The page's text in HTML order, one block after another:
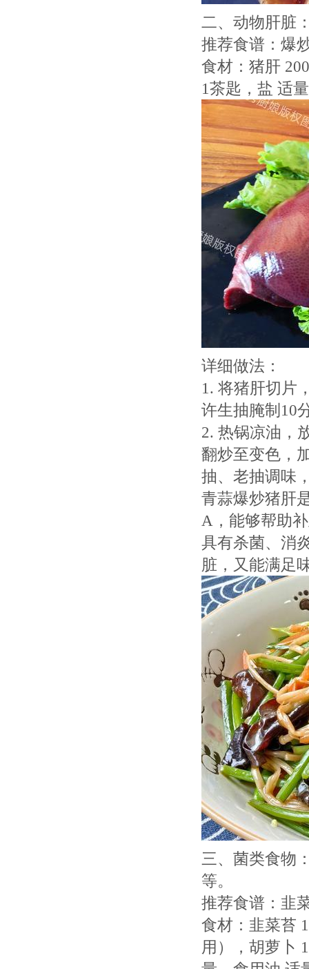
二、动物肝脏
推荐食谱：爆
食材：猪肝
1茶匙，盐 适
详细做法：
1. 将猪肝切片
许生抽腌制10
2. 热锅凉油，
翻炒至变色，
抽、老抽调味
青蒜爆炒猪肝
A，能够帮助
具有杀菌、消
脏，又能满足
三、菌类食物
等。
推荐食谱：韭
食材：韭菜苔
用），胡萝卜